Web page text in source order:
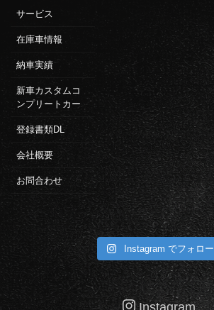
サービス
在庫車情報
納車実績
新車カスタムコ
ンプリートカー
登録書類DL
会社概要
お問合わせ
Instagram でフォロー
Instagram